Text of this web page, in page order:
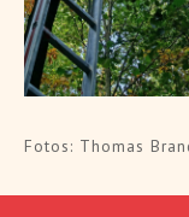
Fotos: Thomas